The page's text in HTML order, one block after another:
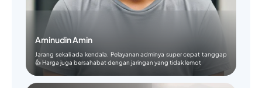
Aminudin Amin
Jarang sekali ada kendala. Pelayanan adminya super cepat tanggap
👍 Harga juga bersahabat dengan jaringan yang tidak lemot